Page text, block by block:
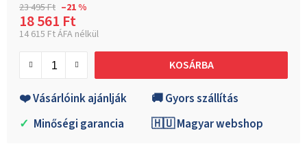
23 495 Ft –21 %
18 561 Ft
14 615 Ft ÁFA nélkül
KOSÁRBA
❤️ Vásárlóink ajánlják
🚚 Gyors szállítás
✓ Minőségi garancia 🇭🇺 Magyar webshop